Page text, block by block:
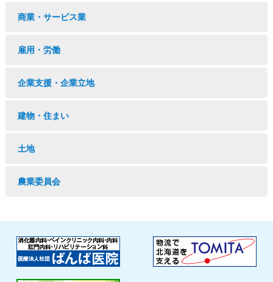
商業・サービス業
雇用・労働
企業支援・企業立地
建物・住まい
土地
農業委員会